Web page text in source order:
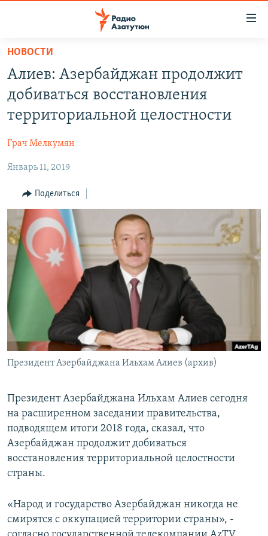
Перейти
основному
содержанию
основной
навигации
Перейти
поиску
НОВОСТИ
ЭКОНОМИКА
РЕГИОН
НАГОРНЫЙ КАРАБАХ
КУЛЬТУРА
СПОРТ
АРХИВ
Հայերեն
Русский
Все сайты Радио Азатутюн
НОВОСТИ
Алиев: Азербайджан продолжит
добиваться восстановления
территориальной целостности
Грач Мелкумян
Январь 11, 2019
Поделиться
Президент Азербайджана Ильхам Алиев (архив)
Президент Азербайджана Ильхам Алиев сегодня
на расширенном заседании правительства,
подводящем итоги 2018 года, сказал, что
Азербайджан продолжит добиваться
восстановления территориальной целостности
страны.
«Народ и государство Азербайджан никогда не
смирятся с оккупацией территории страны», -